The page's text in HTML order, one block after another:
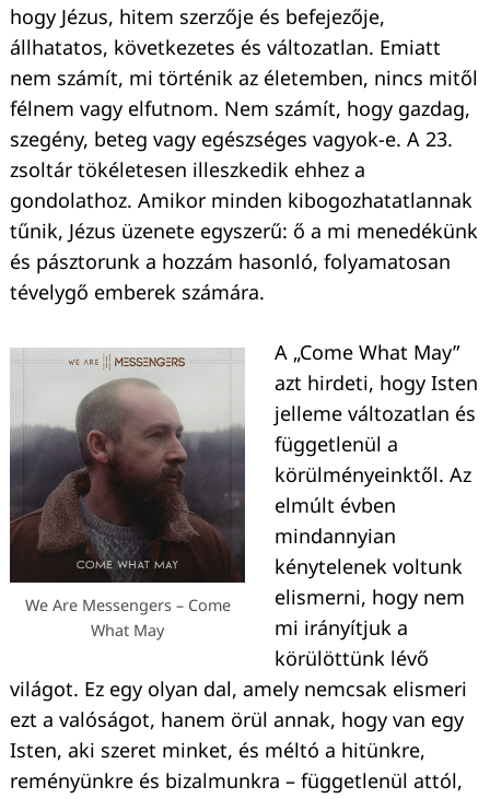
hogy Jézus, hitem szerzője és befejezője,
állhatatos, következetes és változatlan. Emiatt
nem számít, mi történik az életemben, nincs mitől
félnem vagy elfutnom. Nem számít, hogy gazdag,
szegény, beteg vagy egészséges vagyok-e. A 23.
zsoltár tökéletesen illeszkedik ehhez a
gondolathoz. Amikor minden kibogozhatatlannak
tűnik, Jézus üzenete egyszerű: ő a mi menedékünk
és pásztorunk a hozzám hasonló, folyamatosan
tévelygő emberek számára.
We Are Messengers – Come
What May
A „Come What May”
azt hirdeti, hogy Isten
jelleme változatlan és
függetlenül a
körülményeinktől. Az
elmúlt évben
mindannyian
kénytelenek voltunk
elismerni, hogy nem
mi irányítjuk a
körülöttünk lévő
világot. Ez egy olyan dal, amely nemcsak elismeri
ezt a valóságot, hanem örül annak, hogy van egy
Isten, aki szeret minket, és méltó a hitünkre,
reményünkre és bizalmunkra – függetlenül attól,
Keresés: